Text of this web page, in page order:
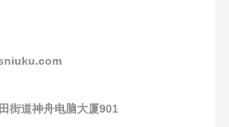
街道神舟电脑大厦901